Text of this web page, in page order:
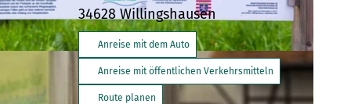
34628 Willingshausen
Anreise mit dem Auto
Anreise mit öffentlichen Verkehrsmitteln
Route planen